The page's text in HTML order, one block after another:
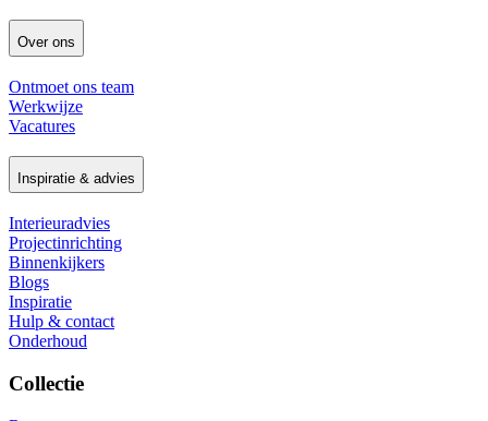
Over ons
Ontmoet ons team
Werkwijze
Vacatures
Inspiratie & advies
Interieuradvies
Projectinrichting
Binnenkijkers
Blogs
Inspiratie
Hulp & contact
Onderhoud
Collectie